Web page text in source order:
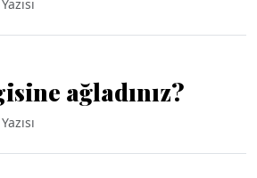
ağladınız?